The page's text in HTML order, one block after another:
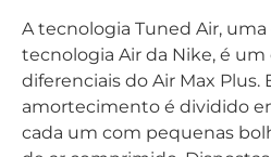
A tecnologia Tuned Air, uma
tecnologia Air da Nike, é
diferenciais do Air Max Plus.
amortecimento é dividido
cada um com pequenas